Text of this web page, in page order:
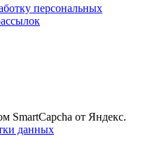
персональных
SmartCapcha от Яндекс.
данных